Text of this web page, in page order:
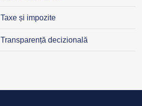
Taxe și impozite
Transparență decizională